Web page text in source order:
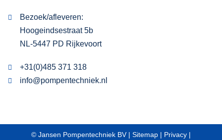
Bezoek/afleveren:
Hoogeindsestraat 5b
NL-5447 PD Rijkevoort
+31(0)485 371 318
info@pompentechniek.nl
© Jansen Pompentechniek BV | Sitemap | Privacy |